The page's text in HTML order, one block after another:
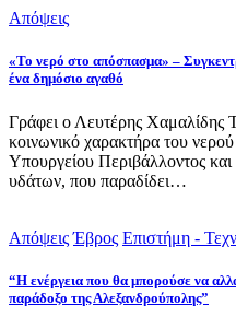
Απόψεις
«Το νερό στο απόσπασμα» –
ένα δημόσιο αγαθό
Γράφει ο Λευτέρης Χαμαλίδης
κοινωνικό χαρακτήρα του
Υπουργείου Περιβάλλοντος και
υδάτων, που παραδίδει…
Απόψεις Έβρος Επιστήμη -
“Η ενέργεια που θα μπορούσε να
παράδοξο της Αλεξανδρούπολης”